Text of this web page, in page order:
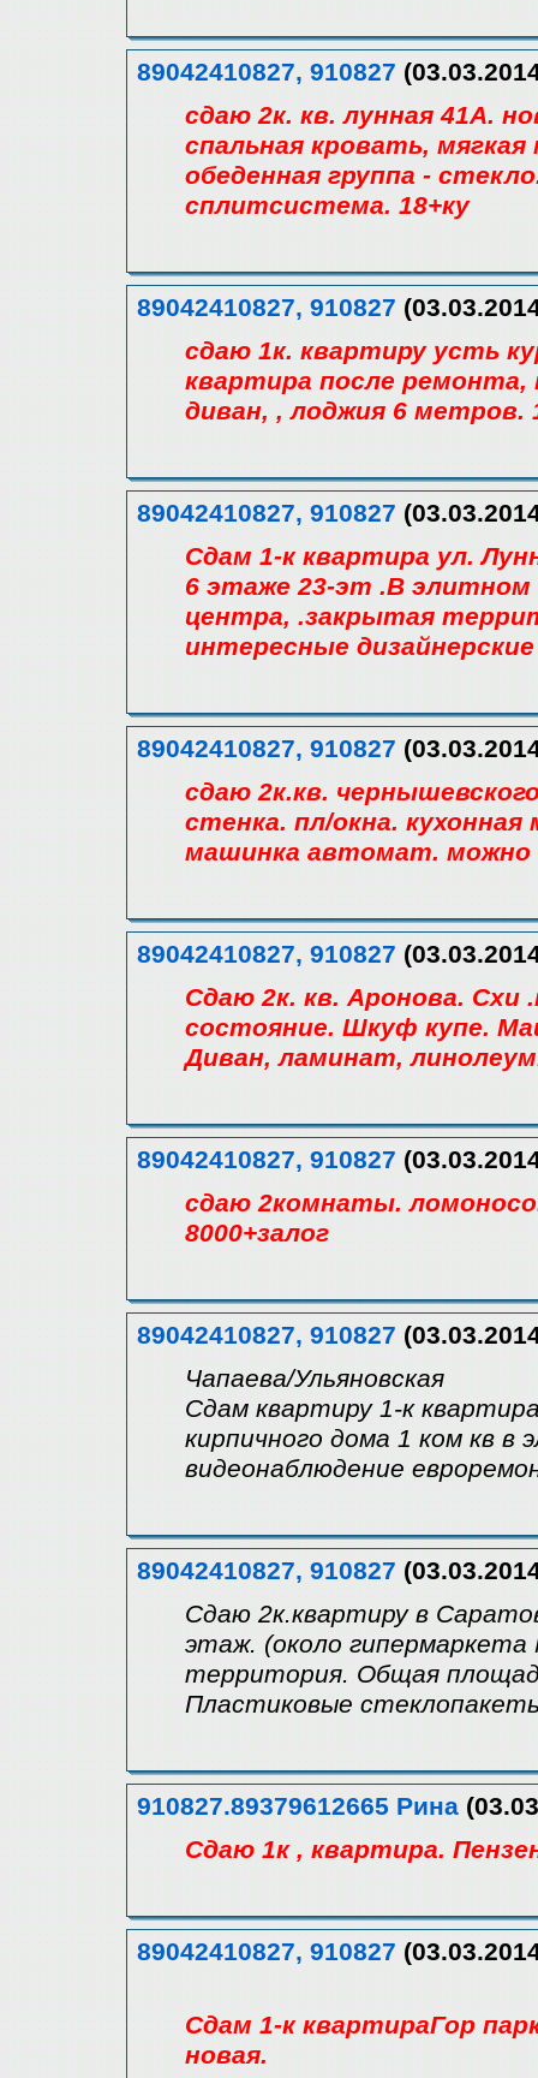
89042410827, 910827
сдаю 2к. кв. лунная 41А.
спальная кровать,
обеденная группа -
сплитсистема. 18+ку
89042410827, 910827
сдаю 1к. квартиру усть
квартира после
диван, , лоджия 6 метров.
89042410827, 910827
Сдам 1-к квартира ул.
6 этаже 23-эт .В элитном
центра, .закрытая
интересные
89042410827, 910827
сдаю 2к.кв.
стенка. пл/окна.
машинка автомат. можно
89042410827, 910827
Сдаю 2к. кв. Аронова.
состояние. Шкуф купе.
Диван, ламинат,
89042410827, 910827
сдаю 2комнаты.
8000+залог
89042410827, 910827
Чапаева/Ульяновская
Сдам квартиру 1-к
кирпичного дома 1 ком кв
видеонаблюдение
89042410827, 910827
Сдаю 2к.квартиру в
этаж. (около
территория. Общая
Пластиковые
910827.89379612665 Рина
Сдаю 1к , квартира.
89042410827, 910827
Сдам 1-к квартираГор
новая.